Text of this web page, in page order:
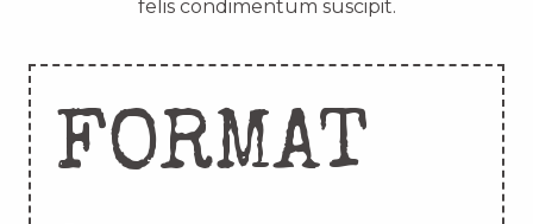
felis condimentum suscipit.
FORMAT